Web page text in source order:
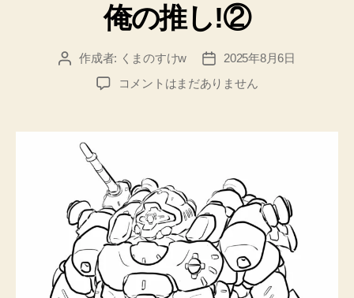
リ
ー
俺の推し!②
投 作成者: くまのすけw
投
稿
日
2025年8月6日
俺
し!
の
コメントはまだありません